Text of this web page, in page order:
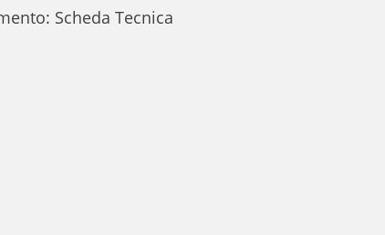
Scheda Tecnica